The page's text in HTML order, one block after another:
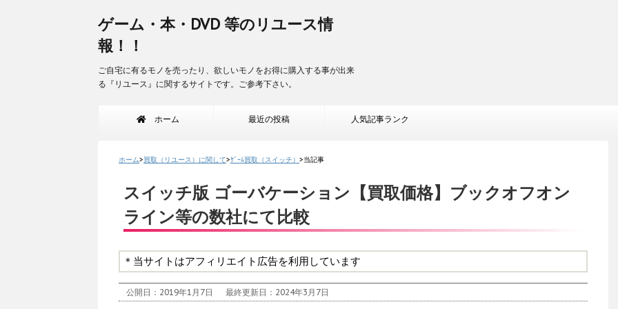
ゲーム・本・DVD 等のリユース情
報！！
ご自宅に有るモノを売ったり、欲しいモノをお得に購入する事が出来
る『リユース』に関するサイトです。ご参考下さい。
ホーム 最近の投稿 人気記事ランク
ホーム>買取（リユース）に関して>ｹﾞｰﾑ買取（スイッチ） >当記事
スイッチ版 ゴーバケーション【買取価格】ブックオフオン
ライン等の数社にて比較
＊当サイトはアフィリエイト広告を利用しています
公開日：2019年1月7日 最終更新日：2024年3月7日